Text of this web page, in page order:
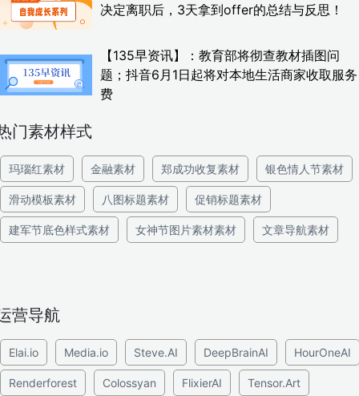
决定离职后，3天拿到offer的总结与反思！
【135早资讯】：教育部将彻查教材插图问
题；抖音6月1日起将对本地生活商家收取服务
费
门素材样式
玛瑙红素材 金融素材 郑成功收复素材 银色情人节素材
滑动模板素材 八图标题素材 促销标题素材
建军节底色样式素材 女神节图片素材素材 文章导航素材
营导航
Elai.io Media.io Steve.AI DeepBrainAI HourOneAI
Renderforest Colossyan FlixierAI Tensor.Art